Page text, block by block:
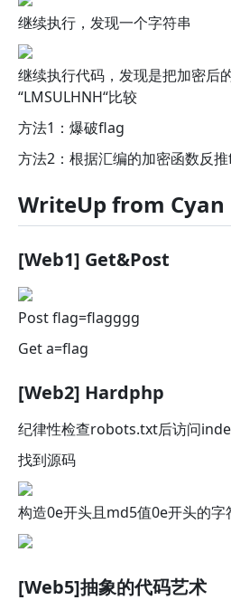
继续执行，发现一个字符串
继续执行代码，发现是把加密后
“LMSULHNH“比较
方法1：爆破flag
方法2：根据汇编的加密函数反
WriteUp from Cyan
[Web1] Get&Post
Post flag=flagggg
Get a=flag
[Web2] Hardphp
纪律性检查robots.txt后访问
找到源码
构造0e开头且md5值0e开头的
[Web5]抽象的代码艺术